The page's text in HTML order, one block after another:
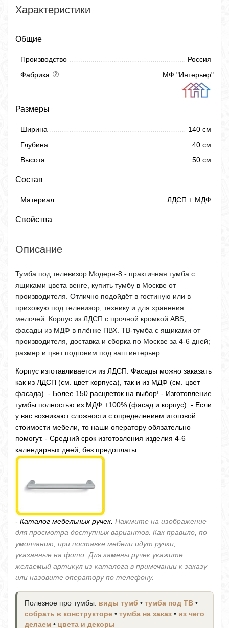
Характеристики
Общие
Производство
Россия
Фабрика
МФ "Интерьер"
Размеры
Ширина
140 см
Глубина
40 см
Высота
50 см
Состав
Материал ЛДСП + МДФ
Свойства
Описание
Тумба под телевизор Модерн-8 - практичная тумба с
ящиками цвета венге, купить тумбу в Москве от
производителя. Отлично подойдёт в гостиную или в
прихожую под телевизор, технику и для хранения
мелочей. Корпус из ЛДСП с прочной кромкой ABS,
фасады из МДФ в плёнке ПВХ. ТВ-тумба с ящиками от
производителя, доставка и сборка по Москве за 4-6 дней;
размер и цвет подгоним под ваш интерьер.
Корпус изготавливается из ЛДСП. Фасады можно заказать
как из ЛДСП (см. цвет корпуса), так и из МДФ (см. цвет
фасада). - Более 150 расцветок на выбор! - Изготовление
тумбы полностью из МДФ +100% (фасад и корпус). - Если
у вас возникают сложности с определением итоговой
стоимости мебели, то наши оператору обязательно
помогут. - Средний срок изготовления изделия 4-6
календарных дней, без предоплаты.
- Каталог мебельных ручек. Нажмите на изображение
для просмотра доступных вариантов. Как правило, по
умолчанию, при поставке мебели идут ручки,
указанные на фото. Для замены ручек укажите
желаемый артикул из каталога в примечании к заказу
или назовите оператору по телефону.
Полезное про тумбы: виды тумб • тумба под ТВ •
собрать в конструкторе • тумба на заказ • из чего
делаем • цвета и декоры